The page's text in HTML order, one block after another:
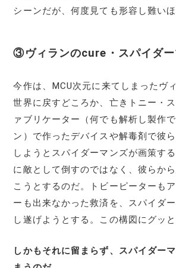
シーンだが、何度見ても形容し難いほ
③ヴィランのcure・スパイダ
今作は、MCU次元に来てしまったヴ
世界に戻すどころか、亡きトニー・
ァブリケーター（何でも解析し製作
ン）で作ったデバイスや解毒剤で彼
しようとスパイダーマンズが画策す
に敵として倒すのではなく、彼らか
こうとするのだ。トビーピーターも
ーも出来なかった救済を、スパイダ
し遂げようとする。この構図にグッと
しかもそれに留まらず、スパイダー